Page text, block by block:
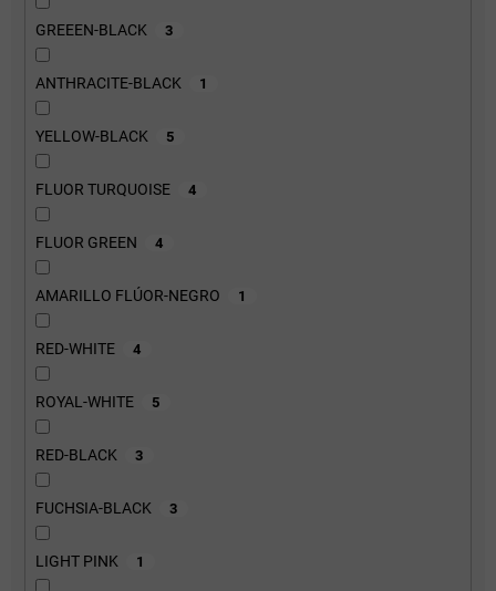
GREEEN-BLACK 3
ANTHRACITE-BLACK 1
YELLOW-BLACK 5
FLUOR TURQUOISE 4
FLUOR GREEN 4
AMARILLO FLÚOR-NEGRO 1
RED-WHITE 4
ROYAL-WHITE 5
RED-BLACK 3
FUCHSIA-BLACK 3
LIGHT PINK 1